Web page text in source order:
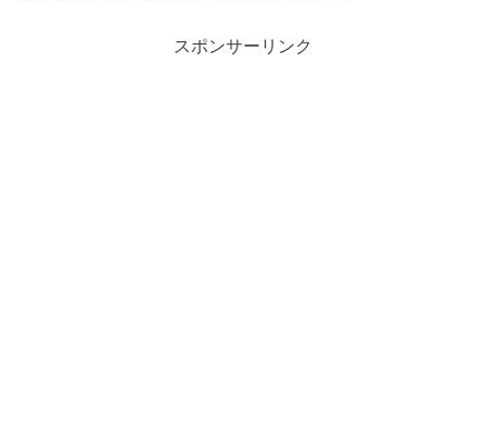
スポンサーリンク